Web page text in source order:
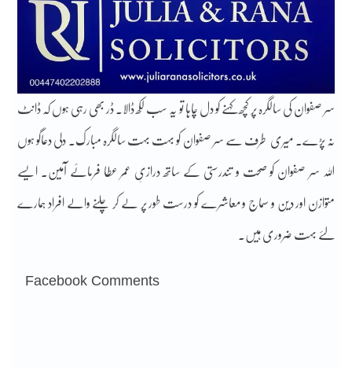
سر صفوان کی سالگرہ پر کچھ کہنے کو دل چاہا تو یہ سب لکھ ڈالا۔ ڈر بھی رہی ہوں کہ ڈانٹ
نہ پڑے۔ میری طرف سے سر صفوان کو بہت بہت سالگرہ مبارک۔ دلی دعاگو ہوں
اللہ سر صفوان کو صحت و تندرستی کے ساتھ درازیِ عمر عطا فرمائے آمین۔ ایسے
متوازن اور دین و سماج و معاشرے کو درست طور پر لے کر چلنے والے افراد ہمارے
لئے بہت ضروری ہیں۔
Facebook Comments